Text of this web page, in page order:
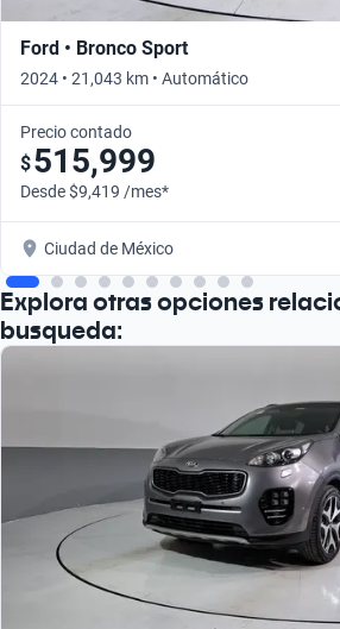
Ford • Bronco Sport
2024 • 21,043 km • Automático
Precio contado
$515,999
Desde $9,419 /mes*
Ciudad de México
Explora otras opciones
busqueda: